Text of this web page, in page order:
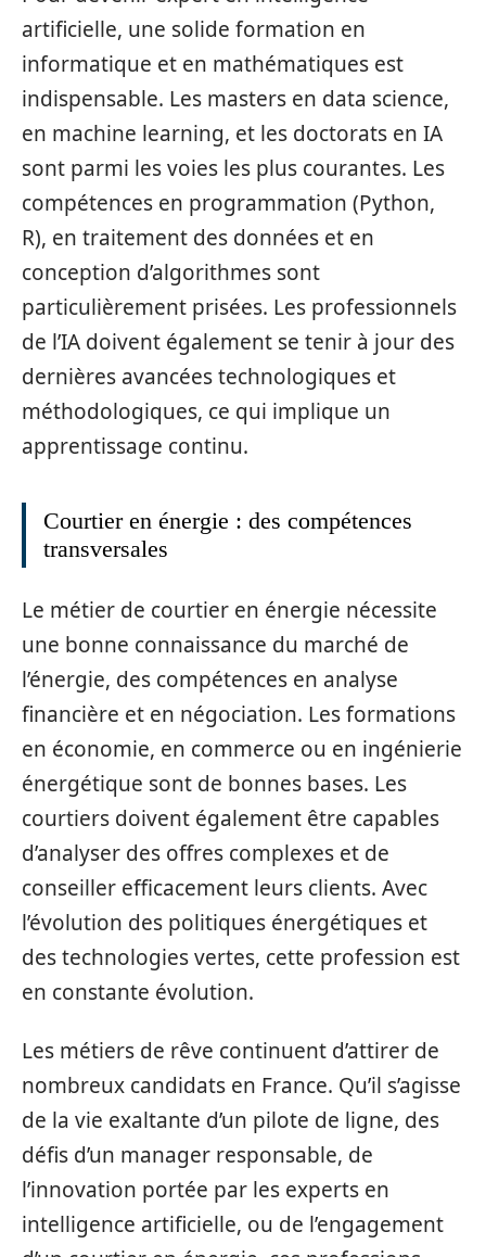
artificielle, une solide formation en
informatique et en mathématiques est
indispensable. Les masters en data science,
en machine learning, et les doctorats en IA
sont parmi les voies les plus courantes. Les
compétences en programmation (Python,
R), en traitement des données et en
conception d’algorithmes sont
particulièrement prisées. Les professionnels
de l’IA doivent également se tenir à jour des
dernières avancées technologiques et
méthodologiques, ce qui implique un
apprentissage continu.
Courtier en énergie : des compétences
transversales
Le métier de courtier en énergie nécessite
une bonne connaissance du marché de
l’énergie, des compétences en analyse
financière et en négociation. Les formations
en économie, en commerce ou en ingénierie
énergétique sont de bonnes bases. Les
courtiers doivent également être capables
d’analyser des offres complexes et de
conseiller efficacement leurs clients. Avec
l’évolution des politiques énergétiques et
des technologies vertes, cette profession est
en constante évolution.
Les métiers de rêve continuent d’attirer de
nombreux candidats en France. Qu’il s’agisse
de la vie exaltante d’un pilote de ligne, des
défis d’un manager responsable, de
l’innovation portée par les experts en
intelligence artificielle, ou de l’engagement